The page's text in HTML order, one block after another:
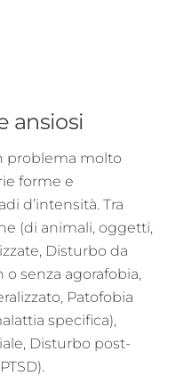
ansiosi
problema molto
forme e
d’intensità. Tra
(di animali, oggetti,
Disturbo da
senza agorafobia,
Patofobia
specifica),
Disturbo post-